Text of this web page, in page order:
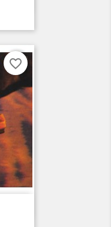
favorite_border